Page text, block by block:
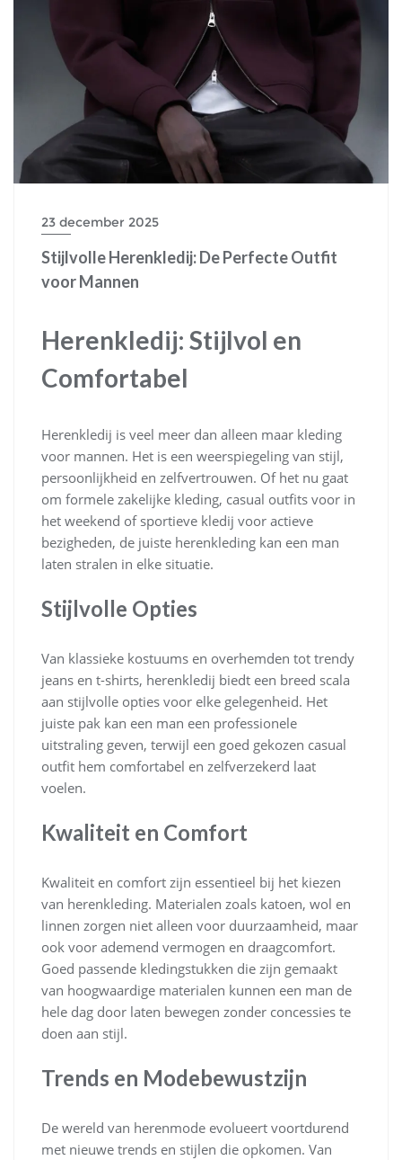
23 december 2025
Stijlvolle Herenkledij: De Perfecte Outfit
voor Mannen
Herenkledij: Stijlvol en
Comfortabel
Herenkledij is veel meer dan alleen maar kleding
voor mannen. Het is een weerspiegeling van stijl,
persoonlijkheid en zelfvertrouwen. Of het nu gaat
om formele zakelijke kleding, casual outfits voor in
het weekend of sportieve kledij voor actieve
bezigheden, de juiste herenkleding kan een man
laten stralen in elke situatie.
Stijlvolle Opties
Van klassieke kostuums en overhemden tot trendy
jeans en t-shirts, herenkledij biedt een breed scala
aan stijlvolle opties voor elke gelegenheid. Het
juiste pak kan een man een professionele
uitstraling geven, terwijl een goed gekozen casual
outfit hem comfortabel en zelfverzekerd laat
voelen.
Kwaliteit en Comfort
Kwaliteit en comfort zijn essentieel bij het kiezen
van herenkleding. Materialen zoals katoen, wol en
linnen zorgen niet alleen voor duurzaamheid, maar
ook voor ademend vermogen en draagcomfort.
Goed passende kledingstukken die zijn gemaakt
van hoogwaardige materialen kunnen een man de
hele dag door laten bewegen zonder concessies te
doen aan stijl.
Trends en Modebewustzijn
De wereld van herenmode evolueert voortdurend
met nieuwe trends en stijlen die opkomen. Van